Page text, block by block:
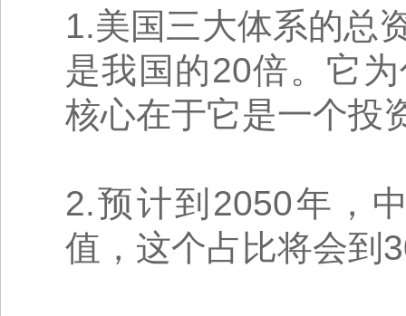
1.美国三大体系的总
是我国的20倍。它
核心在于它是一个投
2.预计到2050年，
值，这个占比将会到